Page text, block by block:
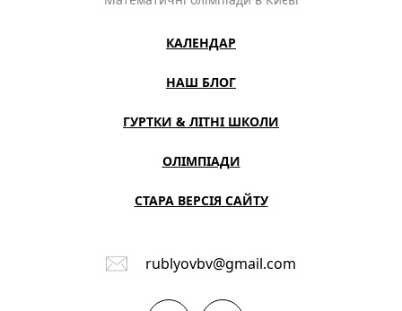
КАЛЕНДАР
НАШ БЛОГ
ГУРТКИ & ЛІТНІ ШКОЛИ
ОЛІМПІАДИ
СТАРА ВЕРСІЯ САЙТУ
rublyovbv@gmail.com